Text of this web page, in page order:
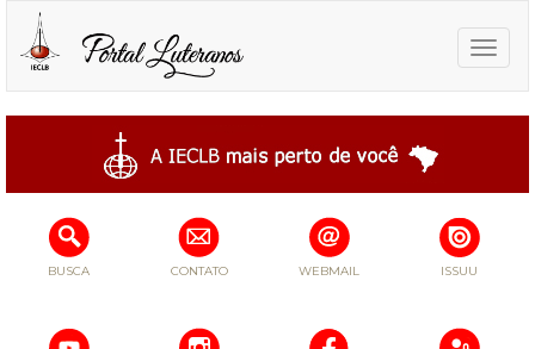
Toggle
BUSCA CONTATO WEBMAIL ISSUU